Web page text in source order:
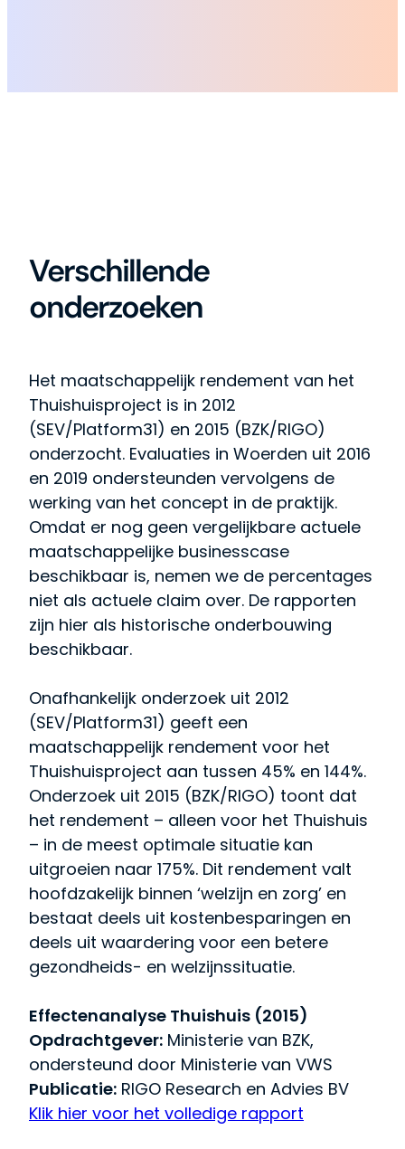
Verschillende
onderzoeken
Het maatschappelijk rendement van het
Thuishuisproject is in 2012
(SEV/Platform31) en 2015 (BZK/RIGO)
onderzocht. Evaluaties in Woerden uit 2016
en 2019 ondersteunden vervolgens de
werking van het concept in de praktijk.
Omdat er nog geen vergelijkbare actuele
maatschappelijke businesscase
beschikbaar is, nemen we de percentages
niet als actuele claim over. De rapporten
zijn hier als historische onderbouwing
beschikbaar.
Onafhankelijk onderzoek uit 2012
(SEV/Platform31) geeft een
maatschappelijk rendement voor het
Thuishuisproject aan tussen 45% en 144%.
Onderzoek uit 2015 (BZK/RIGO) toont dat
het rendement – alleen voor het Thuishuis
– in de meest optimale situatie kan
uitgroeien naar 175%. Dit rendement valt
hoofdzakelijk binnen ‘welzijn en zorg’ en
bestaat deels uit kostenbesparingen en
deels uit waardering voor een betere
gezondheids- en welzijnssituatie.
Effectenanalyse Thuishuis (2015)
Opdrachtgever: Ministerie van BZK,
ondersteund door Ministerie van VWS
Publicatie: RIGO Research en Advies BV
Klik hier voor het volledige rapport